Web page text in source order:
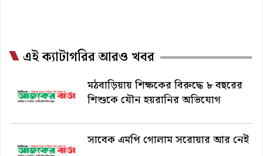
এই ক্যাটাগরির আরও খবর
মঠবাড়িয়ায় শিক্ষকের বিরুদ্ধে ৮ বছরের
শিশুকে যৌন হয়রানির অভিযোগ
সাবেক এমপি গোলাম সরোয়ার আর নেই